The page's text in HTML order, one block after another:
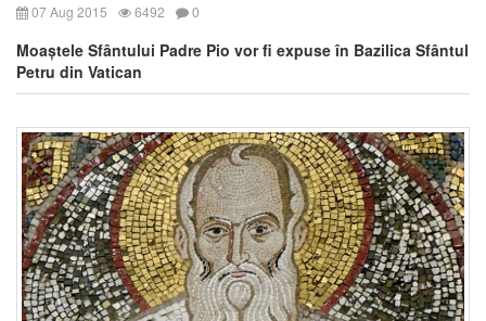
07 Aug 2015 6492 0
Moaștele Sfântului Padre Pio vor fi expuse în Bazilica Sfântul
Petru din Vatican